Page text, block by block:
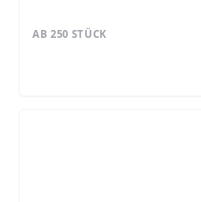
AB 250 STÜCK